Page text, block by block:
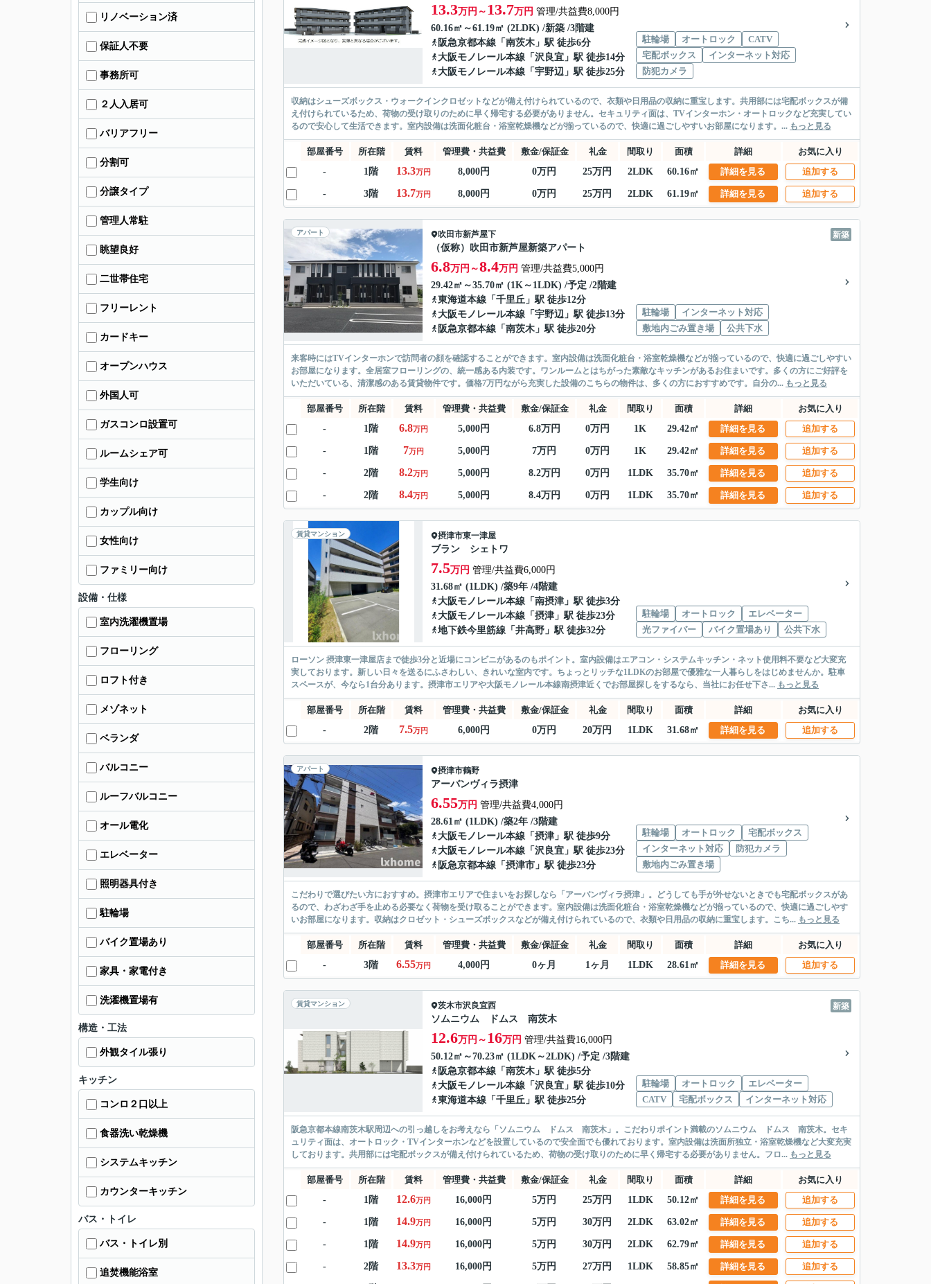
13.3万円～ 13.7万円 管理/共益費8,000円
60.16㎡～61.19㎡ (2LDK) /新築 /3階建
阪急京都本線 「 南茨木 」駅 徒歩6分
大阪モノレール本線 「 沢良宜 」駅 徒歩14分
大阪モノレール本線 「 宇野辺 」駅 徒歩25分
駐輪場 オートロック
CATV
宅配ボックス
インターネット対応
防犯カメラ
収納はシューズボックス・ウォークインクロゼットなどが備え付けられているので、衣類や日用品の収納に重宝します。共用部には宅配ボックスが備
え付けられているため、荷物の受け取りのために早く帰宅する必要がありません。セキュリティ面は、TVインターホン・オートロックなど充実してい
るので安心して生活できます。室内設備は洗面化粧台・浴室乾燥機などが揃っているので、快適に過ごしやすいお部屋になります。... もっと見る
部屋番号 所在階 賃料 管理費・共益費 敷金/保証金 礼金 間取り 面積 詳細
お気に入り
-
1階 13.3万円 8,000円 0万円 25万円 2LDK 60.16㎡ 詳細を見る 追加する
- 3階 13.7万円 8,000円 0万円 25万円 2LDK 61.19㎡ 詳細を見る 追加する
アパート 新築
吹田市新芦屋下
（仮称）吹田市新芦屋新築アパート
6.8万円～8.4万円 管理/共益費5,000円
29.42㎡～35.70㎡ (1K～1LDK) /予定 /2階建
東海道本線 「 千里丘 」駅 徒歩12分
大阪モノレール本線 「 宇野辺 」駅 徒歩13分
阪急京都本線 「 南茨木 」駅 徒歩20分
駐輪場
インターネット対応
敷地内ごみ置き場
公共下水
来客時にはTVインターホンで訪問者の顔を確認することができます。室内設備は洗面化粧台・浴室乾燥機などが揃っているので、快適に過ごしやすい
お部屋になります。全居室フローリングの、統一感ある内装です。ワンルームとはちがった素敵なキッチンがあるお住まいです。多くの方にご好評を
いただいている、清潔感のある賃貸物件です。価格7万円ながら充実した設備のこちらの物件は、多くの方におすすめです。自分の... もっと見る
部屋番号 所在階 賃料 管理費・共益費 敷金/保証金 礼金 間取り 面積 詳細
お気に入り
-
1階 6.8万円 5,000円 6.8万円 0万円 1K 29.42㎡ 詳細を見る 追加する
- 1階 7万円 5,000円 7万円 0万円 1K 29.42㎡ 詳細を見る 追加する
- 2階 8.2万円 5,000円 8.2万円 0万円 1LDK 35.70㎡ 詳細を見る 追加する
- 2階 8.4万円 5,000円 8.4万円 0万円 1LDK 35.70㎡ 詳細を見る 追加する
賃貸マンション 摂津市東一津屋
ブラン シェトワ
7.5万円 管理/共益費6,000円
31.68㎡ (1LDK) /築9年 /4階建
大阪モノレール本線 「 南摂津 」駅 徒歩3分
大阪モノレール本線 「 摂津 」駅 徒歩23分
地下鉄今里筋線 「 井高野 」駅 徒歩32分
駐輪場 オートロック
エレベーター
光ファイバー
バイク置場あり 公共下水
ローソン 摂津東一津屋店まで徒歩3分と近場にコンビニがあるのもポイント。室内設備はエアコン・システムキッチン・ネット使用料不要など大変充
実しております。新しい日々を送るにふさわしい、きれいな室内です。ちょっとリッチな1LDKのお部屋で優雅な一人暮らしをはじめませんか。駐車
スペースが、今なら1台分あります。摂津市エリアや大阪モノレール本線南摂津近くでお部屋探しをするなら、当社にお任せ下さ... もっと見る
部屋番号 所在階 賃料 管理費・共益費 敷金/保証金 礼金 間取り 面積 詳細
お気に入り
-
2階 7.5万円 6,000円 0万円 20万円 1LDK 31.68㎡ 詳細を見る 追加する
アパート 摂津市鶴野
アーバンヴィラ摂津
6.55万円 管理/共益費4,000円
28.61㎡ (1LDK) /築2年 /3階建
大阪モノレール本線 「 摂津 」駅 徒歩9分
大阪モノレール本線 「 沢良宜 」駅 徒歩23分
阪急京都本線 「 摂津市 」駅 徒歩23分
駐輪場 オートロック
宅配ボックス
インターネット対応
防犯カメラ
敷地内ごみ置き場
こだわりで選びたい方におすすめ。摂津市エリアで住まいをお探しなら「アーバンヴィラ摂津」。どうしても手が外せないときでも宅配ボックスがあ
るので、わざわざ手を止める必要なく荷物を受け取ることができます。室内設備は洗面化粧台・浴室乾燥機などが揃っているので、快適に過ごしやす
いお部屋になります。収納はクロゼット・シューズボックスなどが備え付けられているので、衣類や日用品の収納に重宝します。こち... もっと見る
部屋番号 所在階 賃料 管理費・共益費 敷金/保証金 礼金 間取り 面積 詳細
お気に入り
-
3階 6.55万円 4,000円 0ヶ月 1ヶ月 1LDK 28.61㎡ 詳細を見る 追加する
賃貸マンション 新築
茨木市沢良宜西
ソムニウム ドムス 南茨木
12.6万円～ 16万円 管理/共益費16,000円
50.12㎡～70.23㎡ (1LDK～2LDK) /予定 /3階建
阪急京都本線 「 南茨木 」駅 徒歩5分
大阪モノレール本線 「 沢良宜 」駅 徒歩10分
東海道本線 「 千里丘 」駅 徒歩25分
駐輪場 オートロック
エレベーター
CATV
宅配ボックス インターネット対応
阪急京都本線南茨木駅周辺への引っ越しをお考えなら「ソムニウム ドムス 南茨木」。こだわりポイント満載のソムニウム ドムス 南茨木。セキ
ュリティ面は、オートロック・TVインターホンなどを設置しているので安全面でも優れております。室内設備は洗面所独立・浴室乾燥機など大変充実
しております。共用部には宅配ボックスが備え付けられているため、荷物の受け取りのために早く帰宅する必要がありません。フロ... もっと見る
部屋番号 所在階 賃料 管理費・共益費 敷金/保証金 礼金 間取り 面積 詳細
お気に入り
-
1階 12.6万円 16,000円 5万円 25万円 1LDK 50.12㎡ 詳細を見る 追加する
- 1階 14.9万円 16,000円 5万円 30万円 2LDK 63.02㎡ 詳細を見る 追加する
- 1階 14.9万円 16,000円 5万円 30万円 2LDK 62.79㎡ 詳細を見る 追加する
- 2階 13.3万円 16,000円 5万円 27万円 1LDK 58.85㎡ 詳細を見る 追加する
リノベーション済
保証人不要
事務所可
２人入居可
バリアフリー
分割可
分譲タイプ
管理人常駐
眺望良好
二世帯住宅
フリーレント
カードキー
オープンハウス
外国人可
ガスコンロ設置可
ルームシェア可
学生向け
カップル向け
女性向け
ファミリー向け
設備・仕様
室内洗濯機置場
フローリング
ロフト付き
メゾネット
ベランダ
バルコニー
ルーフバルコニー
オール電化
エレベーター
照明器具付き
駐輪場
バイク置場あり
家具・家電付き
洗濯機置場有
構造・工法
外観タイル張り
キッチン
コンロ２口以上
食器洗い乾燥機
システムキッチン
カウンターキッチン
バス・トイレ
バス・トイレ別
追焚機能浴室